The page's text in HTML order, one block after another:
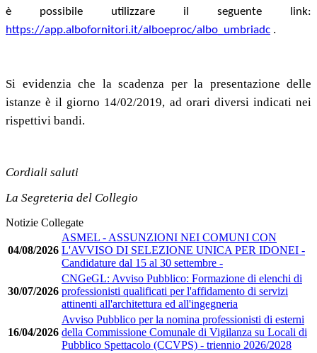
è possibile utilizzare il seguente link:
https://app.albofornitori.it/alboeproc/albo_umbriadc .
Si evidenzia che la scadenza per la presentazione delle
istanze è il giorno 14/02/2019, ad orari diversi indicati nei
rispettivi bandi.
Cordiali saluti
La Segreteria del Collegio
Notizie Collegate
04/08/2026
ASMEL - ASSUNZIONI NEI COMUNI CON
L'AVVISO DI SELEZIONE UNICA PER IDONEI -
Candidature dal 15 al 30 settembre -
30/07/2026
CNGeGL: Avviso Pubblico: Formazione di elenchi di
professionisti qualificati per l'affidamento di servizi
attinenti all'architettura ed all'ingegneria
16/04/2026
Avviso Pubblico per la nomina professionisti di esterni
della Commissione Comunale di Vigilanza su Locali di
Pubblico Spettacolo (CCVPS) - triennio 2026/2028